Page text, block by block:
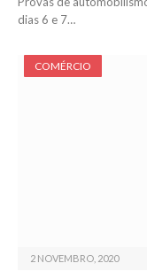
dias 6 e 7…
COMÉRCIO
2 NOVEMBRO, 2020